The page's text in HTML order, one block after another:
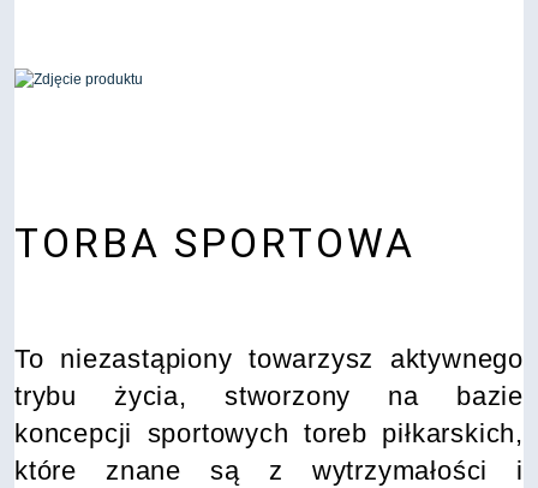
TORBA SPORTOWA
To niezastąpiony towarzysz aktywnego
trybu życia, stworzony na bazie
koncepcji sportowych toreb piłkarskich,
które znane są z wytrzymałości i